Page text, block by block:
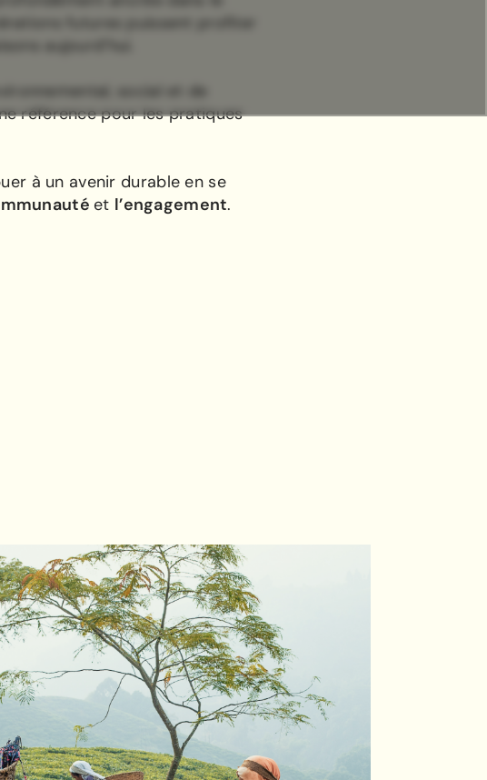
futures puissent profiter
aujourd’hui.
social et de
référence pour les pratiques
à un avenir durable en se
et l’engagement.